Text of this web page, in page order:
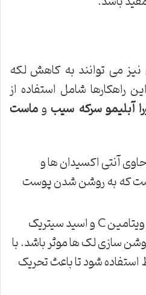
نیز می توانند به کاهش لکه
راهکارها شامل استفاده از
آبلیموسرکه سیب وماست
حاوی آنتی اکسیدان ها و
که به روشن شدن پوست
: آبلیمو حاوی ویتامین C و اسید سیتریک
سازی لک ها موثر باشد. با
استفاده شود تا باعث تحریک